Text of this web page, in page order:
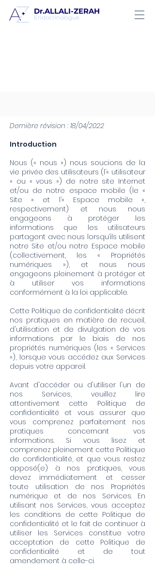
Dr.ALLALI-ZERAH
Endocrinologue
Dernière révision : 18/04/2022
Introduction
Nous (« nous ») nous soucions de la
vie privée des utilisateurs (l’« utilisateur
» ou « vous ») de notre site Internet
et/ou de notre espace mobile (le «
Site » et l’« Espace mobile »,
respectivement) et nous nous
engageons à protéger les
informations que les utilisateurs
partagent avec nous lorsqu’ils utilisent
notre Site et/ou notre Espace mobile
(collectivement, les « Propriétés
numériques »), et nous nous
engageons pleinement à protéger et
à utiliser vos informations
conformément à la loi applicable.
Cette Politique de confidentialité décrit
nos pratiques en matière de recueil,
d'utilisation et de divulgation de vos
informations par le biais de nos
propriétés numériques (les « Services
»), lorsque vous accédez aux Services
depuis votre appareil.
Avant d'accéder ou d'utiliser l'un de
nos Services, veuillez lire
attentivement cette Politique de
confidentialité et vous assurer que
vous comprenez parfaitement nos
pratiques concernant vos
informations. Si vous lisez et
comprenez pleinement cette Politique
de confidentialité, et que vous restez
opposé(e) à nos pratiques, vous
devez immédiatement et cesser
toute utilisation de nos Propriétés
numérique et de nos Services. En
utilisant nos Services, vous acceptez
les conditions de cette Politique de
confidentialité et le fait de continuer à
utiliser les Services constitue votre
acceptation de cette Politique de
confidentialité et de tout
amendement à celle-ci.